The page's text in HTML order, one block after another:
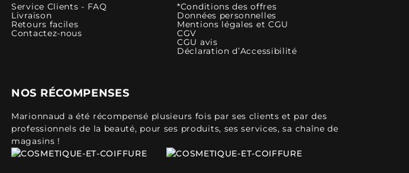
Service Clients - FAQ
Livraison
Retours faciles
Contactez-nous
*Conditions des offres
Données personnelles
Mentions légales et CGU
CGV
CGU avis
Déclaration d’Accessibilité
NOS RÉCOMPENSES
Marionnaud a été récompensé plusieurs fois par ses clients et par des
professionnels de la beauté, pour ses produits, ses services, sa chaîne de
magasins !